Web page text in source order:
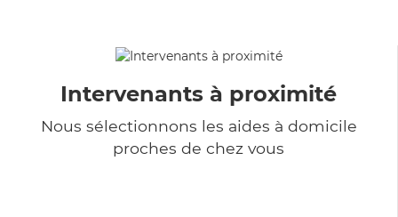
Intervenants à proximité
Nous sélectionnons les aides à domicile
proches de chez vous